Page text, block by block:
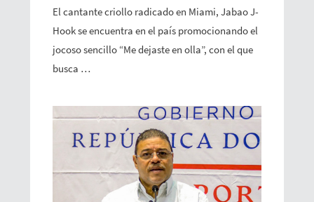
El cantante criollo radicado en Miami, Jabao J-
Hook se encuentra en el país promocionando el
jocoso sencillo “Me dejaste en olla”, con el que
busca …